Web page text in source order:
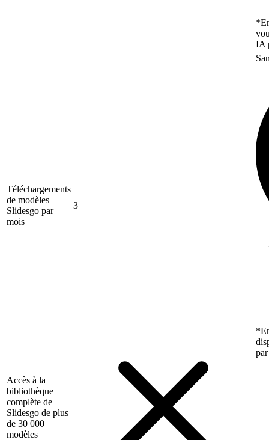
IA
Téléchargements
de modèles
Slidesgo par
mois
3
Accès à la
bibliothèque
complète de
Slidesgo de plus
de 30 000
modèles